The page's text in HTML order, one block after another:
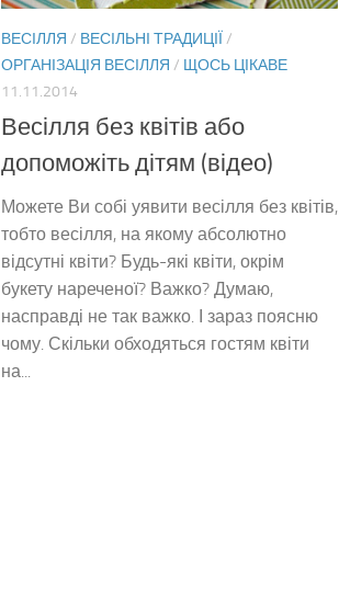
ВЕСІЛЛЯ / ВЕСІЛЬНІ ТРАДИЦІЇ /
ОРГАНІЗАЦІЯ ВЕСІЛЛЯ / ЩОСЬ ЦІКАВЕ
11.11.2014
Весілля без квітів або
допоможіть дітям (відео)
Можете Ви собі уявити весілля без квітів,
тобто весілля, на якому абсолютно
відсутні квіти? Будь-які квіти, окрім
букету нареченої? Важко? Думаю,
насправді не так важко. І зараз поясню
чому. Скільки обходяться гостям квіти
на...